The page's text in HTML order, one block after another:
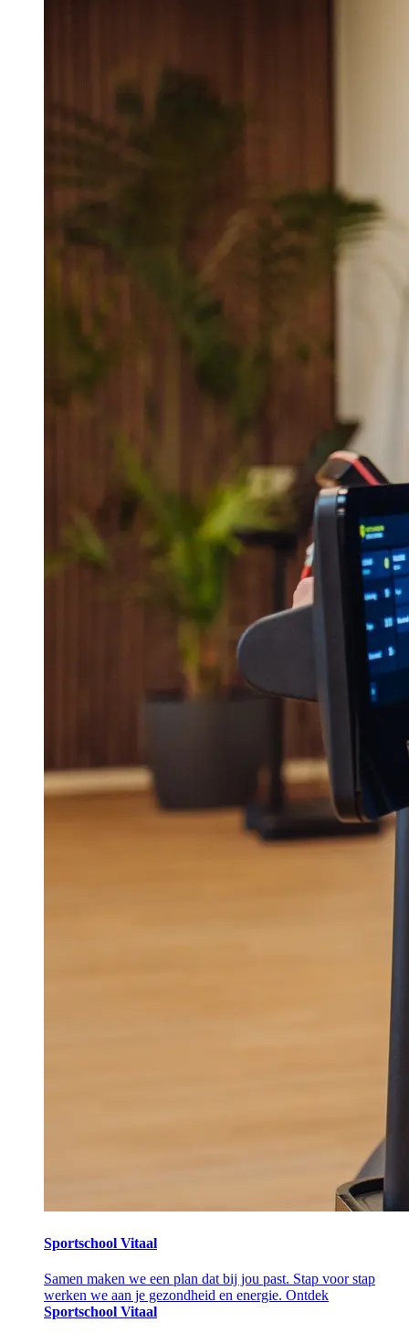
Sportschool Vitaal
Samen maken we een plan dat bij jou past. Stap voor stap
werken we aan je gezondheid en energie. Ontdek
Sportschool Vitaal